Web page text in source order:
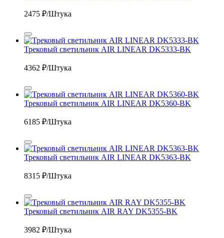
2475 ₽/Штука
Трековый светильник AIR LINEAR DK5333-BK
4362 ₽/Штука
Трековый светильник AIR LINEAR DK5360-BK
6185 ₽/Штука
Трековый светильник AIR LINEAR DK5363-BK
8315 ₽/Штука
Трековый светильник AIR RAY DK5355-BK
3982 ₽/Штука